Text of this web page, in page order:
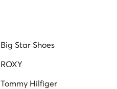
Big Star Shoes
ROXY
Tommy Hilfiger